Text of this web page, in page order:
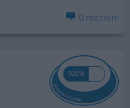
0 reazioni